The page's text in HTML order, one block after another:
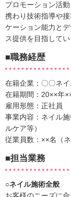
プロモーション活
携わり技術指導や
ケーション能力と
ス提供を目指してい
■職務経歴
在籍企業：〇〇ネ
在籍期間：20××年
雇用形態：正社員
事業内容：ネイル
ルケア等）
従業員数：××名（
■担当業務
○ネイル施術全般